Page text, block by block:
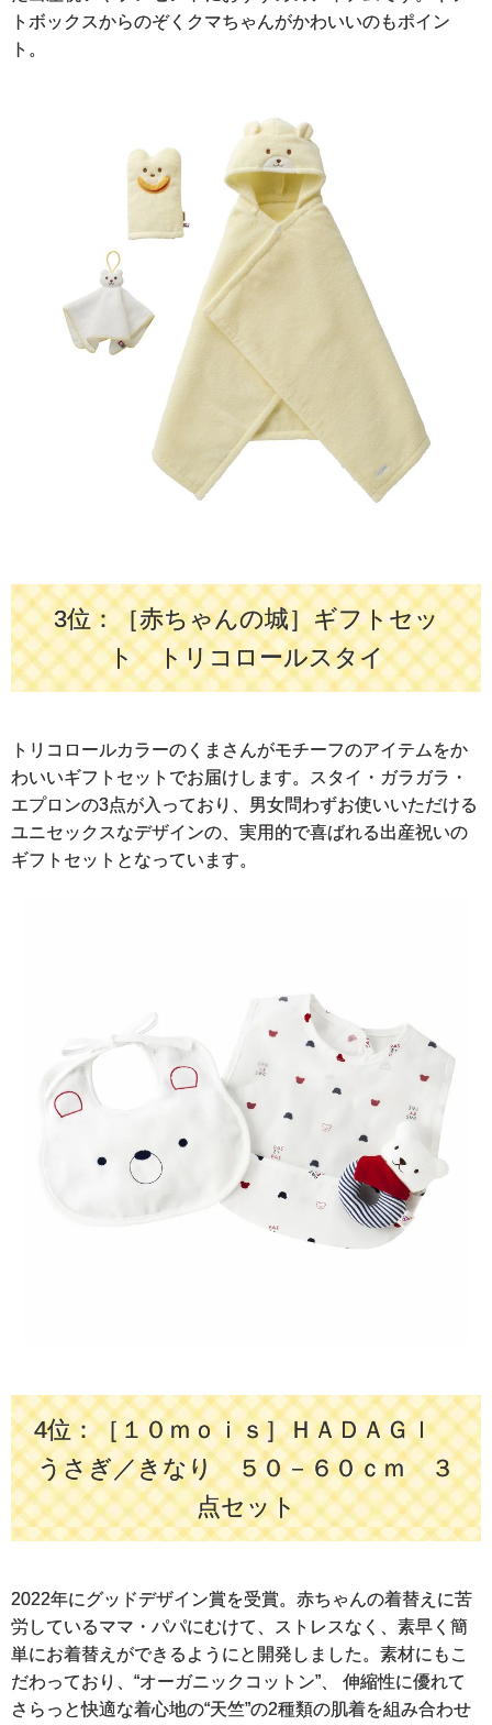
トボックスからのぞくクマちゃんがかわいいのもポイン
ト。
3位：［赤ちゃんの城］ギフトセッ
ト トリコロールスタイ
トリコロールカラーのくまさんがモチーフのアイテムをか
わいいギフトセットでお届けします。スタイ・ガラガラ・
エプロンの3点が入っており、男女問わずお使いいただける
ユニセックスなデザインの、実用的で喜ばれる出産祝いの
ギフトセットとなっています。
4位：［１０ｍｏｉｓ］ＨＡＤＡＧＩ
うさぎ／きなり ５０－６０ｃｍ ３
点セット
2022年にグッドデザイン賞を受賞。赤ちゃんの着替えに苦
労しているママ・パパにむけて、ストレスなく、素早く簡
単にお着替えができるようにと開発しました。素材にもこ
だわっており、“オーガニックコットン”、 伸縮性に優れて
さらっと快適な着心地の“天竺”の2種類の肌着を組み合わせ